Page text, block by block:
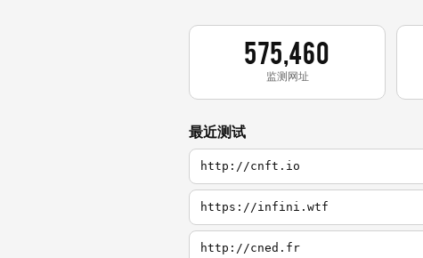
575,460
监测网址
最近测试
http://cnft.io
https://infini.wtf
http://cned.fr